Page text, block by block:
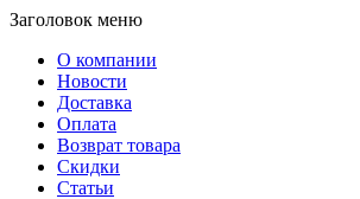
Заголовок меню
О компании
Новости
Доставка
Оплата
Возврат товара
Скидки
Статьи